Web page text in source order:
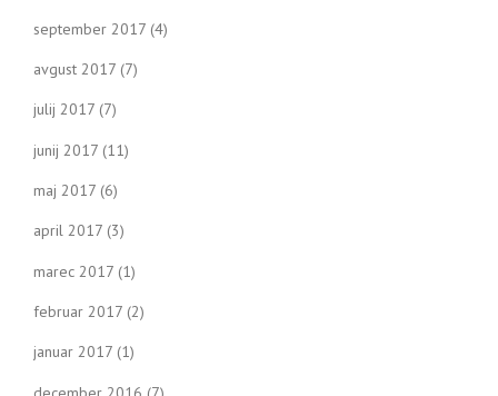
september 2017 (4)
avgust 2017 (7)
julij 2017 (7)
junij 2017 (11)
maj 2017 (6)
april 2017 (3)
marec 2017 (1)
februar 2017 (2)
januar 2017 (1)